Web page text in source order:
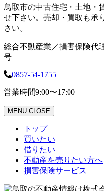
鳥取市の中古住宅・土地・
せ下さい。売却・買取も承
さい。
総合不動産業／損害保険代
号
0857-54-1755
営業時間9:00〜17:00
MENU CLOSE
トップ
買いたい
借りたい
不動産を売りたい方へ
損害保険サービス